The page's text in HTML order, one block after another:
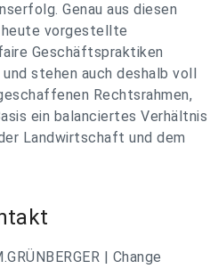
Genau aus diesen
heute vorgestellte
Geschäftspraktiken
stehen auch deshalb voll
Rechtsrahmen,
ein balanciertes Verhältnis
Landwirtschaft und dem
| Change